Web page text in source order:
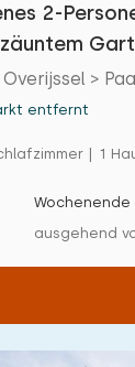
2-
>
entfernt
| 1
Wochenende
ausgehend